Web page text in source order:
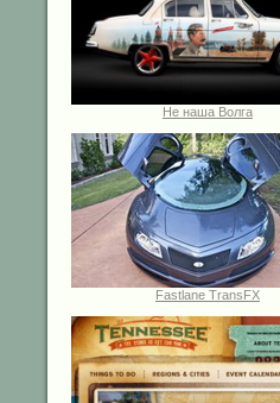
Не наша Волга
Fastlane TransFX